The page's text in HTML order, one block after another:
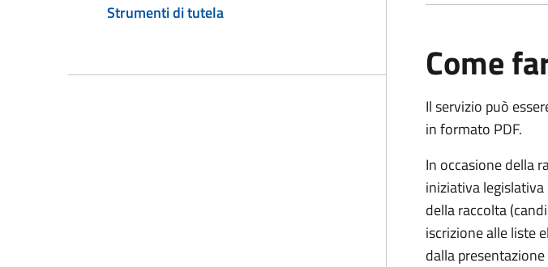
Strumenti di tutela
Come
Il servizio può
in formato PDF.
In occasione della
iniziativa
della raccolta
iscrizione alle liste
dalla